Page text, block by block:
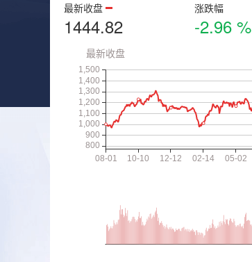
最新收盘
1444.82
涨跌幅
-2.96 %